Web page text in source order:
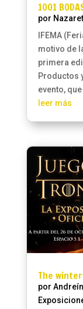
1001
por
IFEMA
motivo de
primera
Productos
evento,
leer más
The
por